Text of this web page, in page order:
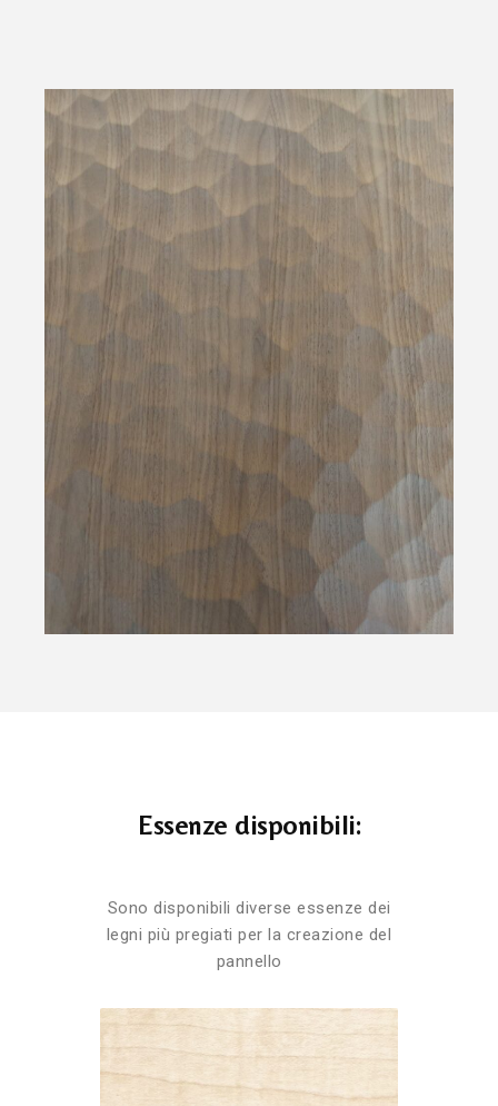
Essenze disponibili:
Sono disponibili diverse essenze dei
legni più pregiati per la creazione del
pannello